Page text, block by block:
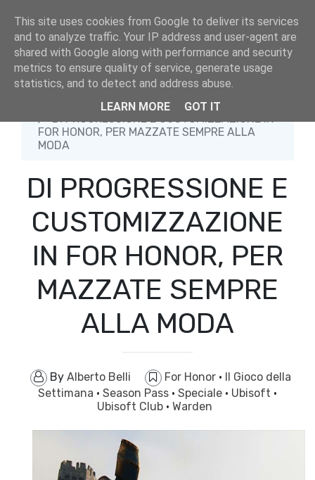
For Honor
DI PROGRESSIONE E CUSTOMIZZAZIONE IN
FOR HONOR, PER MAZZATE SEMPRE ALLA
MODA
DI PROGRESSIONE E
CUSTOMIZZAZIONE
IN FOR HONOR, PER
MAZZATE SEMPRE
ALLA MODA
By Alberto Belli For Honor · Il Gioco della
Settimana · Season Pass · Speciale · Ubisoft ·
Ubisoft Club · Warden
This site uses cookies from Google to deliver its services
and to analyze traffic. Your IP address and user-agent are
shared with Google along with performance and security
metrics to ensure quality of service, generate usage
statistics, and to detect and address abuse.
LEARN MORE
GOT IT